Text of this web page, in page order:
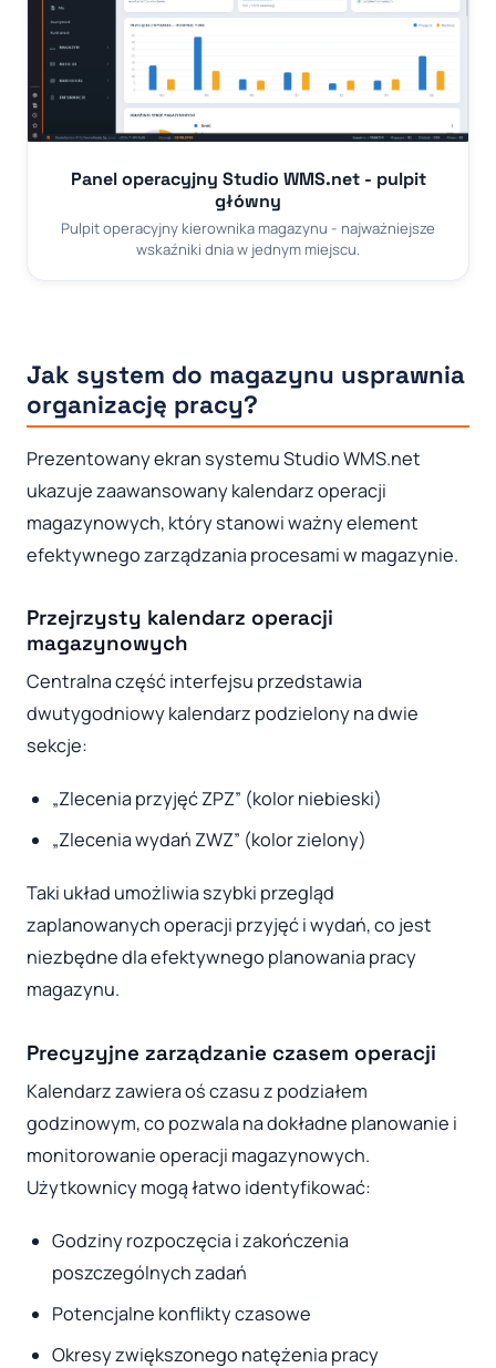
Panel operacyjny Studio WMS.net - pulpit
główny
Pulpit operacyjny kierownika magazynu - najważniejsze
wskaźniki dnia w jednym miejscu.
Jak system do magazynu usprawnia
organizację pracy?
Prezentowany ekran systemu Studio WMS.net
ukazuje zaawansowany kalendarz operacji
magazynowych, który stanowi ważny element
efektywnego zarządzania procesami w magazynie.
Przejrzysty kalendarz operacji
magazynowych
Centralna część interfejsu przedstawia
dwutygodniowy kalendarz podzielony na dwie
sekcje:
„Zlecenia przyjęć ZPZ” (kolor niebieski)
„Zlecenia wydań ZWZ” (kolor zielony)
Taki układ umożliwia szybki przegląd
zaplanowanych operacji przyjęć i wydań, co jest
niezbędne dla efektywnego planowania pracy
magazynu.
Precyzyjne zarządzanie czasem operacji
Kalendarz zawiera oś czasu z podziałem
godzinowym, co pozwala na dokładne planowanie i
monitorowanie operacji magazynowych.
Użytkownicy mogą łatwo identyfikować:
Godziny rozpoczęcia i zakończenia
poszczególnych zadań
Potencjalne konflikty czasowe
Okresy zwiększonego natężenia pracy